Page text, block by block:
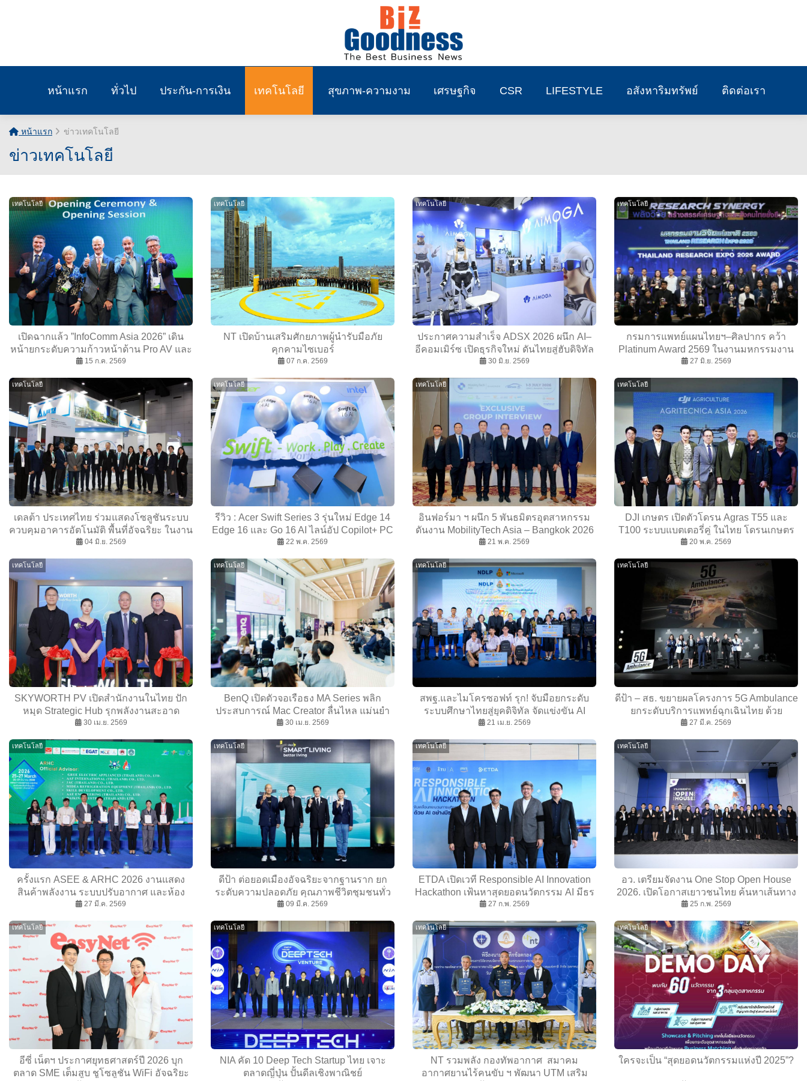
หน้าแรก ทั่วไป ประกัน-การเงิน เทคโนโลยี สุขภาพ-ความงาม เศรษฐกิจ CSR LIFESTYLE อสังหาริมทรัพย์ ติดต่อเรา
หน้าแรก ข่าวเทคโนโลยี
ข่าวเทคโนโลยี
เทคโนโลยี
เปิดฉากแล้ว ”InfoComm Asia 2026” เดิน
หน้ายกระดับความก้าวหน้าด้าน Pro AV และ
AI ของไทย
15 ก.ค. 2569
เทคโนโลยี
NT เปิดบ้านเสริมศักยภาพผู้นำรับมือภัย
คุกคามไซเบอร์
07 ก.ค. 2569
เทคโนโลยี
ประกาศความสำเร็จ ADSX 2026 ผนึก AI–
อีคอมเมิร์ซ เปิดธุรกิจใหม่ ดันไทยสู่ฮับดิจิทัล
คอมเมิร์ซเอเชีย
30 มิ.ย. 2569
เทคโนโลยี
กรมการแพทย์แผนไทยฯ–ศิลปากร คว้า
Platinum Award 2569 ในงานมหกรรมงาน
วิจัยแห่งชาติ 2569
27 มิ.ย. 2569
เทคโนโลยี
เดลต้า ประเทศไทย ร่วมแสดงโซลูชันระบบ
ควบคุมอาคารอัตโนมัติ พื้นที่อัจฉริยะ ในงาน
NOVA Expo 2026
04 มิ.ย. 2569
เทคโนโลยี
รีวิว : Acer Swift Series 3 รุ่นใหม่ Edge 14
Edge 16 และ Go 16 AI ไลน์อัป Copilot+ PC
บางเบาเพื่อคนรุ่นใหม่
22 พ.ค. 2569
เทคโนโลยี
อินฟอร์มา ฯ ผนึก 5 พันธมิตรอุตสาหกรรม
ดันงาน MobilityTech Asia – Bangkok 2026
สู่ “Global Matching Hub” เชื่อมโลกยานยนต์
21 พ.ค. 2569
เทคโนโลยี
DJI เกษตร เปิดตัวโดรน Agras T55 และ
T100 ระบบแบตเตอรี่คู่ ในไทย โดรนเกษตร
รุ่นใหม่ สำหรับดูแลสวนผลไม้
20 พ.ค. 2569
เทคโนโลยี
SKYWORTH PV เปิดสำนักงานในไทย ปัก
หมุด Strategic Hub รุกพลังงานสะอาด
อาเซียน
30 เม.ย. 2569
เทคโนโลยี
BenQ เปิดตัวจอเรือธง MA Series พลิก
ประสบการณ์ Mac Creator ลื่นไหล แม่นยำ
ระดับ 5K
30 เม.ย. 2569
เทคโนโลยี
สพฐ.และไมโครซอฟท์ รุก! จับมือยกระดับ
ระบบศึกษาไทยสู่ยุคดิจิทัล จัดแข่งขัน AI
Hackathon: “My Future Community - ชุมชน
21 เม.ย. 2569
เทคโนโลยี
ดีป้า – สธ. ขยายผลโครงการ 5G Ambulance
ยกระดับบริการแพทย์ฉุกเฉินไทย ด้วย
เทคโนโลยี 5G
27 มี.ค. 2569
เทคโนโลยี
ครั้งแรก ASEE & ARHC 2026 งานแสดง
สินค้าพลังงาน ระบบปรับอากาศ และห้อง
ปลอดเชื้อ ระดับนานาชาติ
27 มี.ค. 2569
เทคโนโลยี
ดีป้า ต่อยอดเมืองอัจฉริยะจากฐานราก ยก
ระดับความปลอดภัย คุณภาพชีวิตชุมชนทั่ว
ประเทศ
09 มี.ค. 2569
เทคโนโลยี
ETDA เปิดเวที Responsible AI Innovation
Hackathon เฟ้นหาสุดยอดนวัตกรรม AI มีธร
รมาภิบาล ยุติธรรม โปร่งใส
27 ก.พ. 2569
เทคโนโลยี
อว. เตรียมจัดงาน One Stop Open House
2026. เปิดโอกาสเยาวชนไทย ค้นหาเส้นทาง
ศึกษาและอาชีพ ครบวงจร
25 ก.พ. 2569
เทคโนโลยี
อีซี่ เน็ตฯ ประกาศยุทธศาสตร์ปี 2026 บุก
ตลาด SME เต็มสูบ ชูโซลูชัน WiFi อัจฉริยะ
เทคโนโลยี
NIA คัด 10 Deep Tech Startup ไทย เจาะ
ตลาดญี่ปุ่น ปั้นดีลเชิงพาณิชย์
เทคโนโลยี
NT รวมพลัง กองทัพอากาศ สมาคม
อากาศยานไร้คนขับ ฯ พัฒนา UTM เสริม
เทคโนโลยี
ใครจะเป็น “สุดยอดนวัตกรรมแห่งปี 2025”?